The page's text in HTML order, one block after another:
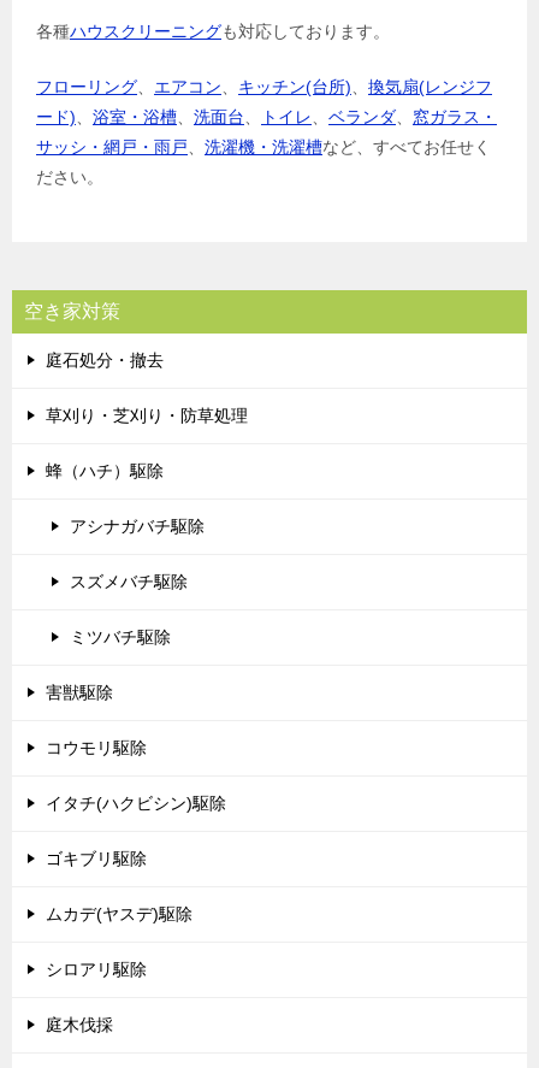
各種ハウスクリーニングも対応しております。
フローリング エアコン キッチン(台所)
換気扇(レンジフ
ード)
浴室・浴槽 洗面台 トイレ ベランダ
窓ガラス・
サッシ・網戸・雨戸
洗濯機・洗濯槽など、すべてお任せく
ださい。
空き家対策
庭石処分・撤去
草刈り・芝刈り・防草処理
蜂（ハチ）駆除
アシナガバチ駆除
スズメバチ駆除
ミツバチ駆除
害獣駆除
コウモリ駆除
イタチ(ハクビシン)駆除
ゴキブリ駆除
ムカデ(ヤスデ)駆除
シロアリ駆除
庭木伐採